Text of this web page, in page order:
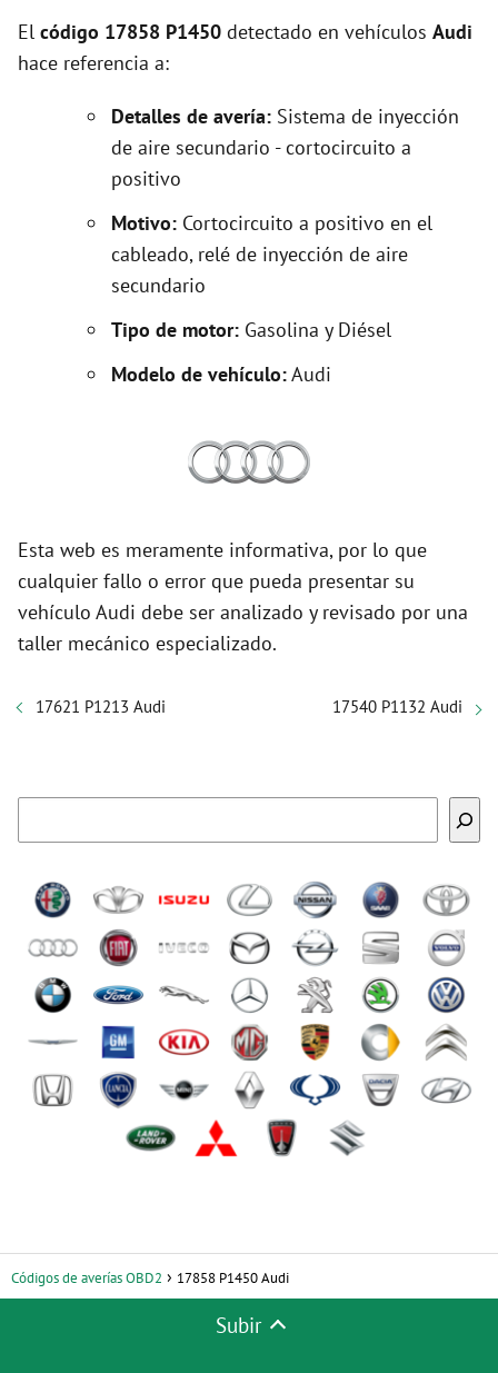
El código 17858 P1450 detectado en vehículos Audi
hace referencia a:
Detalles de avería: Sistema de inyección
de aire secundario - cortocircuito a
positivo
Motivo: Cortocircuito a positivo en el
cableado, relé de inyección de aire
secundario
Tipo de motor: Gasolina y Diésel
Modelo de vehículo:Audi
Esta web es meramente informativa, por lo que
cualquier fallo o error que pueda presentar su
vehículo Audi debe ser analizado y revisado por una
taller mecánico especializado.
17621 P1213 Audi 17540 P1132 Audi
Códigos de averías OBD2 17858 P1450 Audi
Subir